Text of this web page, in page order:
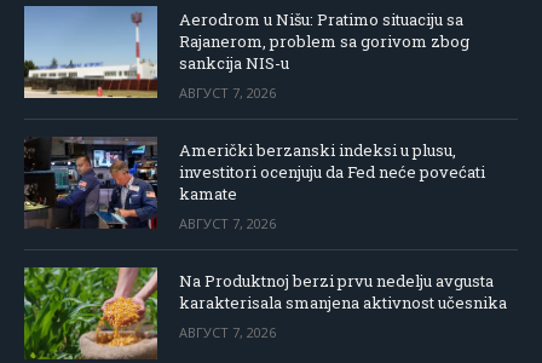
Aerodrom u Nišu: Pratimo situaciju sa
Rajanerom, problem sa gorivom zbog
sankcija NIS-u
АВГУСТ 7, 2026
Američki berzanski indeksi u plusu,
investitori ocenjuju da Fed neće povećati
kamate
АВГУСТ 7, 2026
Na Produktnoj berzi prvu nedelju avgusta
karakterisala smanjena aktivnost učesnika
АВГУСТ 7, 2026